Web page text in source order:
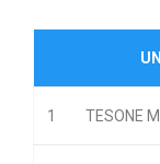
1 TESONE